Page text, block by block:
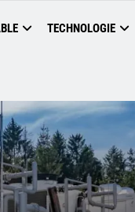
TECHNOLOGIE